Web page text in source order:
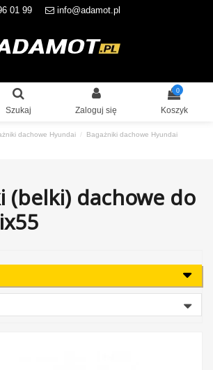
01 99 info@adamot.pl
Szukaj Zaloguj się
0
Koszyk
dachowe Hyundai
Bagażniki dachowe Hyundai
(belki) dachowe do